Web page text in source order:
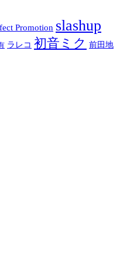
Promotion slashup
ラレコ 初音ミク 前田地